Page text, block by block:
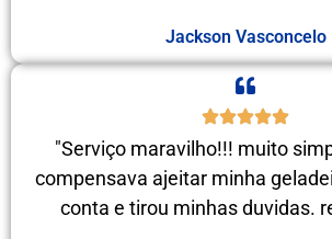
Jackson Vasconcelo
"Serviço maravilho!!! muito
compensava ajeitar minha
conta e tirou minhas duvidas.